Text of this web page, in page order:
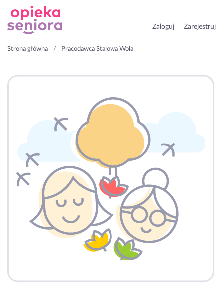
Zaloguj Zarejestruj
Strona główna Pracodawca Stalowa Wola